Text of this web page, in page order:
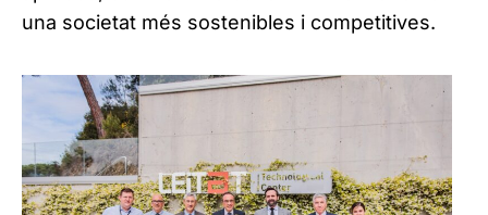
una societat més sostenibles i competitives.